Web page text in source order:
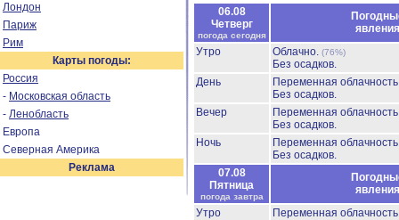
Лондон
Париж
Рим
Карты погоды:
Россия
- Московская область
- Ленобласть
Европа
Северная Америка
Реклама
06.08
Четверг
погода сегодня
явления
Утро
Облачно. (76%)
Без осадков.
День
Переменная
Без осадков.
Вечер
Переменная
Без осадков.
Ночь
Переменная
Без осадков.
07.08
Пятница
погода завтра
явления
Утро
Переменная